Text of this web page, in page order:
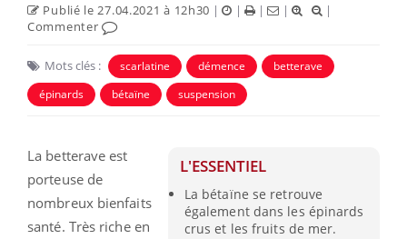
Publié le 27.04.2021 à 12h30 | | | |
|
Commenter
Mots clés : scarlatine démence
betterave
épinards
bétaïne suspension
L'ESSENTIEL
La bétaïne se retrouve
également dans les épinards
crus et les fruits de mer.
La betterave est
porteuse de
nombreux bienfaits
santé. Très riche en